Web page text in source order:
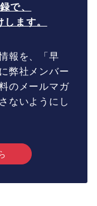
で、
ます。
報を、「早
弊社メンバー
のメールマガ
ないようにし